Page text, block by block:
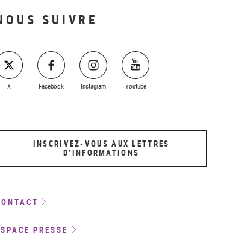
SUIVRE
X Facebook Instagram Youtube
INSCRIVEZ-VOUS AUX LETTRES
D’INFORMATIONS
PRESSE